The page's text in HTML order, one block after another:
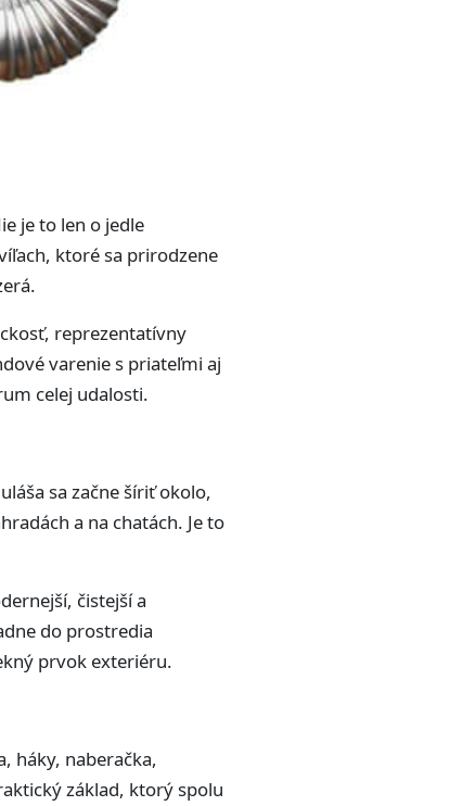
je to len o jedle
ktoré sa prirodzene
reprezentatívny
varenie s priateľmi aj
celej udalosti.
sa začne šíriť okolo,
a na chatách. Je to
čistejší a
do prostredia
prvok exteriéru.
háky, naberačka,
základ, ktorý spolu